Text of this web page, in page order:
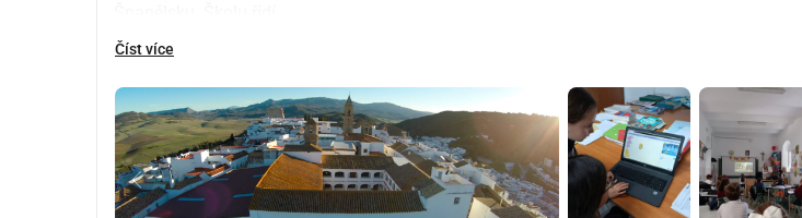
SAFA (Sagrada Familia). Místní a dostupné vzdělání považujeme za velmi důležité a
Postaráme se, aby byly peníze použity na konkrétní projekty ve škole, jako například:
nový nábytek
klimatizace
oprava hřiště
Číst více